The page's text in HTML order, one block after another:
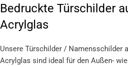
Bedruckte Türschilder
Acrylglas
Unsere Türschilder / Namensschilder
Acrylglas sind ideal für den Außen-